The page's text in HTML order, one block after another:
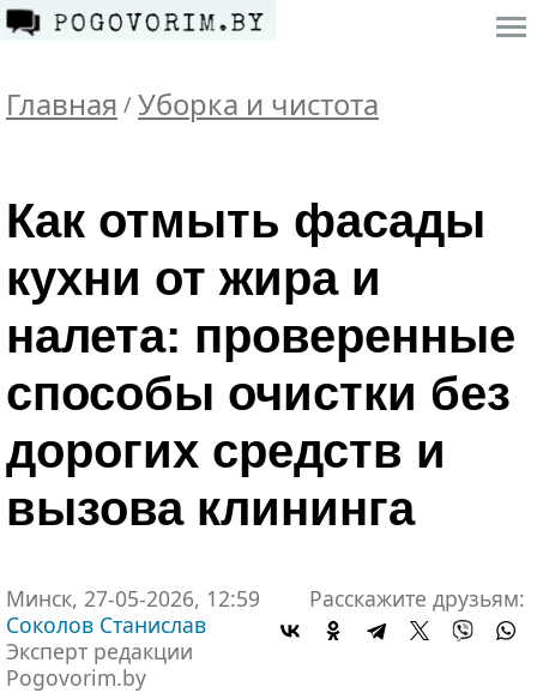
Главная / Уборка и чистота
Как отмыть фасады
кухни от жира и
налета: проверенные
способы очистки без
дорогих средств и
вызова клининга
Минск, 27-05-2026, 12:59
Соколов Станислав
Эксперт редакции
Pogovorim.by
Расскажите друзьям: